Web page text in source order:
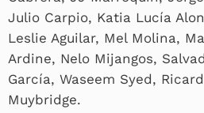
Julio Carpio, Katia Lucía
Leslie Aguilar, Mel Molina,
Ardine, Nelo Mijangos,
García, Waseem Syed,
Muybridge.